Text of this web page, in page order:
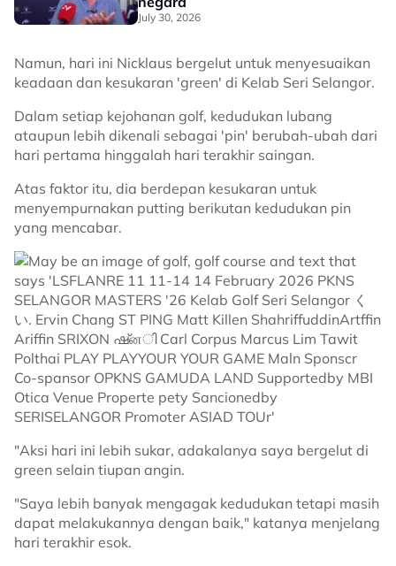
July 30, 2026
Namun, hari ini Nicklaus bergelut untuk menyesuaikan
keadaan dan kesukaran 'green' di Kelab Seri Selangor.
Dalam setiap kejohanan golf, kedudukan lubang
ataupun lebih dikenali sebagai 'pin' berubah-ubah dari
hari pertama hinggalah hari terakhir saingan.
Atas faktor itu, dia berdepan kesukaran untuk
menyempurnakan putting berikutan kedudukan pin
yang mencabar.
"Aksi hari ini lebih sukar, adakalanya saya bergelut di
green selain tiupan angin.
"Saya lebih banyak mengagak kedudukan tetapi masih
dapat melakukannya dengan baik," katanya menjelang
hari terakhir esok.